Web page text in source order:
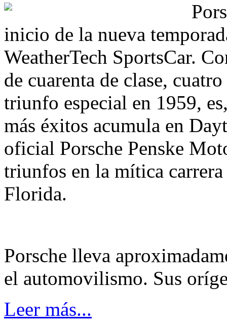
inicio de la nueva
WeatherTech SportsCar.
de cuarenta de clase,
triunfo especial en 1959,
más éxitos acumula en
oficial Porsche Penske
triunfos en la mítica
Florida.
Porsche lleva
el automovilismo. Sus
Leer más...